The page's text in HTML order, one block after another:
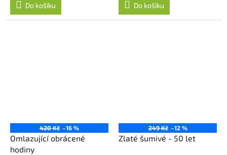
Do košíku Do košíku
420 Kč –16 %
Omlazující obrácené
hodiny
249 Kč –12 %
Zlaté šumivé - 50 let